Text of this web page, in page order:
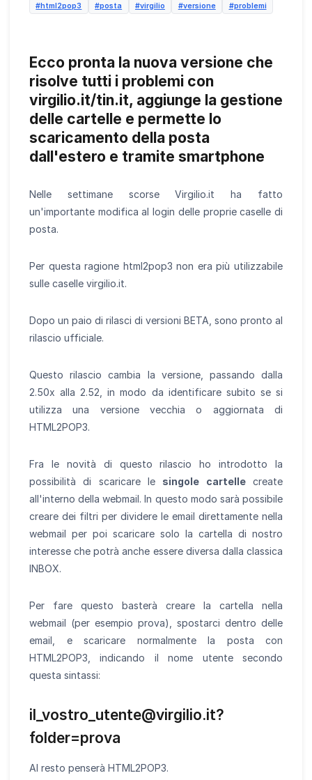
#html2pop3 #posta #virgilio #versione #problemi
Ecco pronta la nuova versione che
risolve tutti i problemi con
virgilio.it/tin.it, aggiunge la gestione
delle cartelle e permette lo
scaricamento della posta
dall'estero e tramite smartphone
Nelle settimane scorse Virgilio.it ha fatto
un'importante modifica al login delle proprie caselle di
posta.
Per questa ragione html2pop3 non era più utilizzabile
sulle caselle virgilio.it.
Dopo un paio di rilasci di versioni BETA, sono pronto al
rilascio ufficiale.
Questo rilascio cambia la versione, passando dalla
2.50x alla 2.52, in modo da identificare subito se si
utilizza una versione vecchia o aggiornata di
HTML2POP3.
Fra le novità di questo rilascio ho introdotto la
possibilità di scaricare le singole cartellecreate
all'interno della webmail. In questo modo sarà possibile
creare dei filtri per dividere le email direttamente nella
webmail per poi scaricare solo la cartella di nostro
interesse che potrà anche essere diversa dalla classica
INBOX.
Per fare questo basterà creare la cartella nella
webmail (per esempio prova), spostarci dentro delle
email, e scaricare normalmente la posta con
HTML2POP3, indicando il nome utente secondo
questa sintassi:
il_vostro_utente@virgilio.it?
folder=prova
Al resto penserà HTML2POP3.